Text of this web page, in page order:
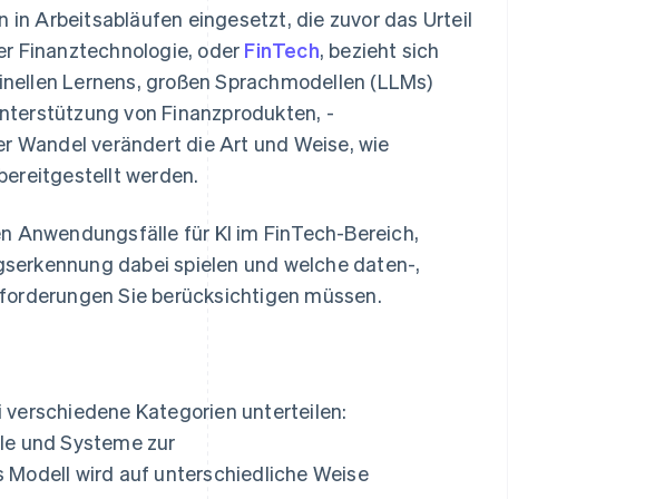
in Arbeitsabläufen eingesetzt, die zuvor das Urteil
Finanztechnologie, oder FinTech, bezieht sich
Lernens, großen Sprachmodellen (LLMs)
von Finanzprodukten, -
verändert die Art und Weise, wie
werden.
Anwendungsfälle für KI im FinTech-Bereich,
dabei spielen und welche daten-,
Sie berücksichtigen müssen.
Kategorien unterteilen:
und Systeme zur
wird auf unterschiedliche Weise